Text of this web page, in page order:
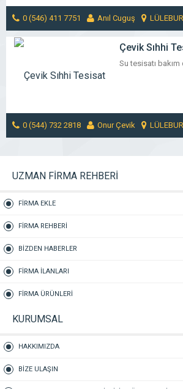
bulmanızı
yer alan firmamız,
deneyimli
etmektedir.
Tıbbi ve Sanayii
Yedek parça
parekendeSatış
0 (546) 411 7751 Anıl Cuguş
Çevik Sıhhi
Su tesisatı
0 (544) 732 2818 Onur Çevik
UZMAN FİRMA REHBERİ
FİRMA EKLE
FİRMA REHBERİ
BİZDEN HABERLER
FİRMA İLANLARI
FİRMA ÜRÜNLERİ
KURUMSAL
HAKKIMIZDA
BİZE ULAŞIN